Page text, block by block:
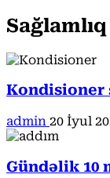
Sağlamlıq
Kondisioner
admin 20 İyul
Gündəlik 10